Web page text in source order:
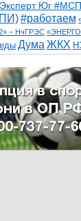
Юг #МСП
#работаем
– НчГРЭС
Дума ЖКХ
ТНТ
ветераны
казаки коррупция
парк пожар